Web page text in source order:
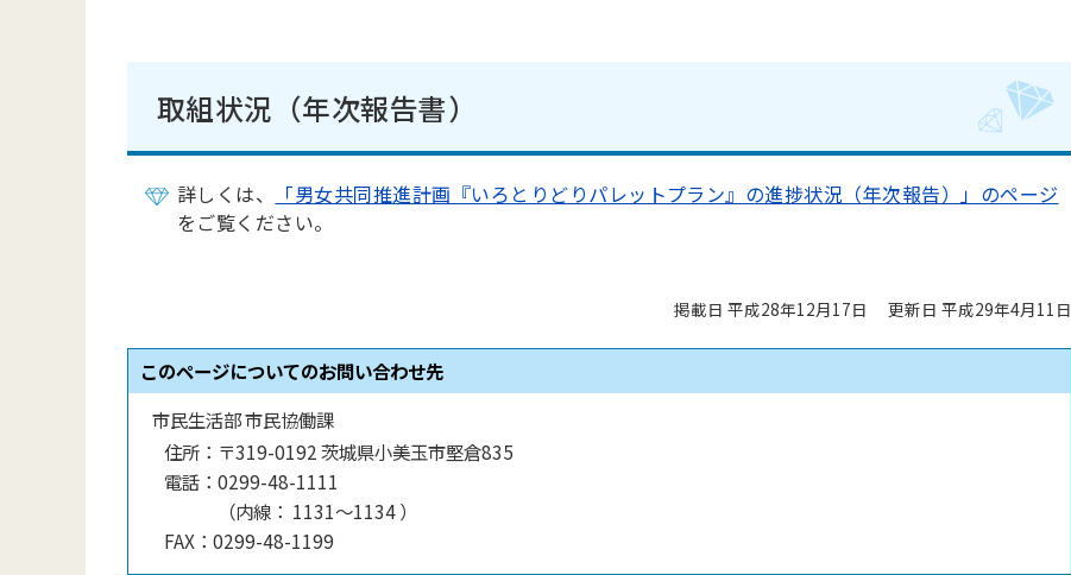
取組状況（年次報告書）
詳しくは、
「男女共同推進計画『いろとりどりパレットプラン』の進捗状況（年次報告）」のページ
をご覧ください。
掲載日 平成28年12月17日 更新日 平成29年4月11日
このページについてのお問い合わせ先
市民生活部 市民協働課
住所： 〒319-0192 茨城県小美玉市堅倉835
電話： 0299-48-1111
（内線 ： 1131〜1134）
FAX： 0299-48-1199